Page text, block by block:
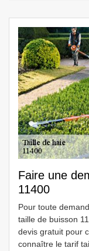
Faire une
11400
Pour toute
taille de buisson
devis gratuit pour
connaître le tarif